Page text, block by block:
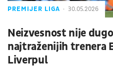
PREMIJER LIGA 30.05.2026
Neizvesnost nije
najtraženijih trenera
Liverpul